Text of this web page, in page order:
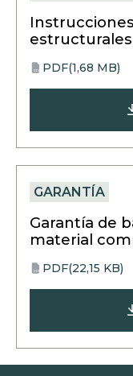
PDF PDF(1,68 MB)
opens
in
GARANTÍA
Garantía de
material
PDF PDF(22,15 KB)
opens
in